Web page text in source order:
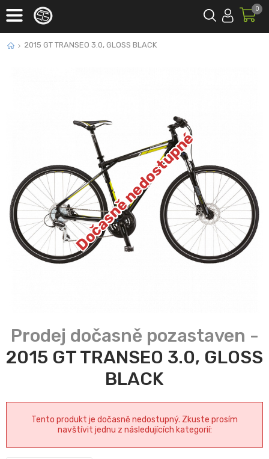
0
2015 GT TRANSEO 3.0, GLOSS BLACK
Dočasně nedostupné
2015 GT TRANSEO 3.0, GLOSS
BLACK
Tento produkt je dočasně nedostupný. Zkuste prosím
navštívit jednu z následujících kategorií: